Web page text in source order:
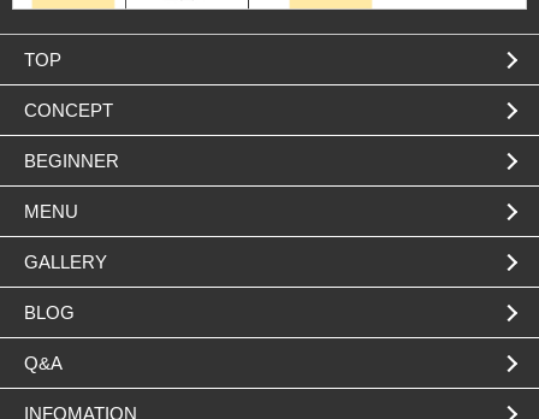
TOP
CONCEPT
BEGINNER
MENU
GALLERY
BLOG
Q&A
INFOMATION